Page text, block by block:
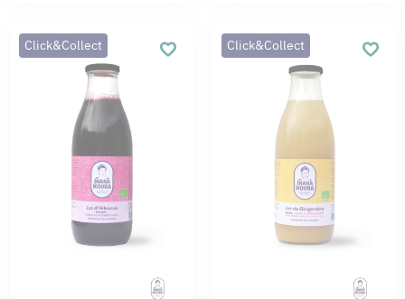
Click&Collect
Click&Collect